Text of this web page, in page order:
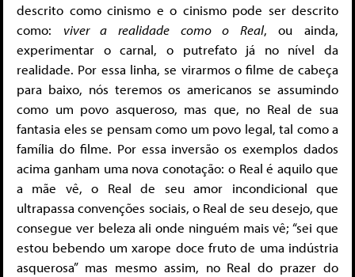
descrito como cinismo e o cinismo pode ser descrito
como: viver a realidade como o Real, ou ainda,
experimentar o carnal, o putrefato já no nível da
realidade. Por essa linha, se virarmos o filme de cabeça
para baixo, nós teremos os americanos se assumindo
como um povo asqueroso, mas que, no Real de sua
fantasia eles se pensam como um povo legal, tal como a
família do filme. Por essa inversão os exemplos dados
acima ganham uma nova conotação: o Real é aquilo que
a mãe vê, o Real de seu amor incondicional que
ultrapassa convenções sociais, o Real de seu desejo, que
consegue ver beleza ali onde ninguém mais vê; “sei que
estou bebendo um xarope doce fruto de uma indústria
asquerosa” mas mesmo assim, no Real do prazer do